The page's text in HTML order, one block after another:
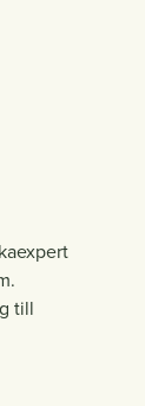
till